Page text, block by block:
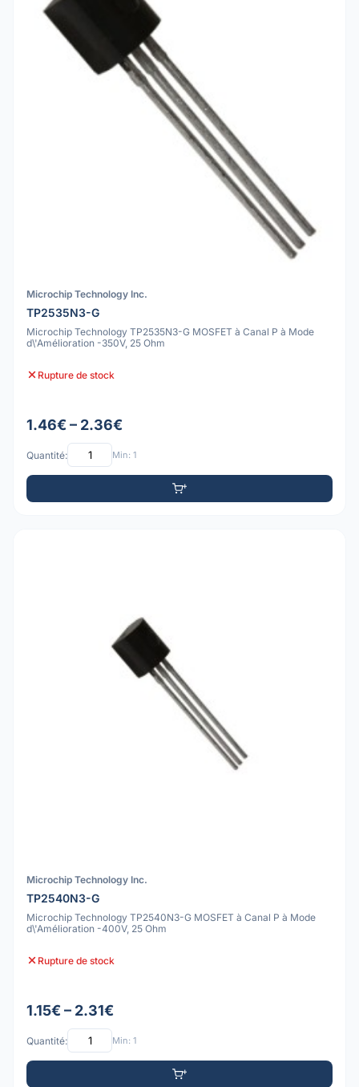
Microchip Technology Inc.
TP2535N3-G
Microchip Technology TP2535N3-G MOSFET à Canal P à Mode
d\'Amélioration -350V, 25 Ohm
Rupture de stock
1.46€ – 2.36€
Quantité: Min: 1
Microchip Technology Inc.
TP2540N3-G
Microchip Technology TP2540N3-G MOSFET à Canal P à Mode
d\'Amélioration -400V, 25 Ohm
Rupture de stock
1.15€ – 2.31€
Quantité: Min: 1